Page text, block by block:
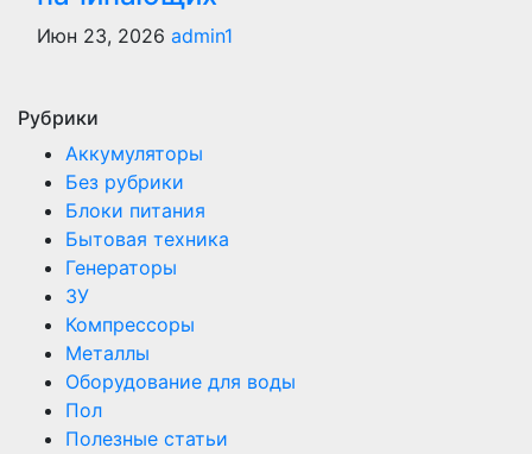
Июн 23, 2026 admin1
Рубрики
Аккумуляторы
Без рубрики
Блоки питания
Бытовая техника
Генераторы
ЗУ
Компрессоры
Металлы
Оборудование для воды
Пол
Полезные статьи